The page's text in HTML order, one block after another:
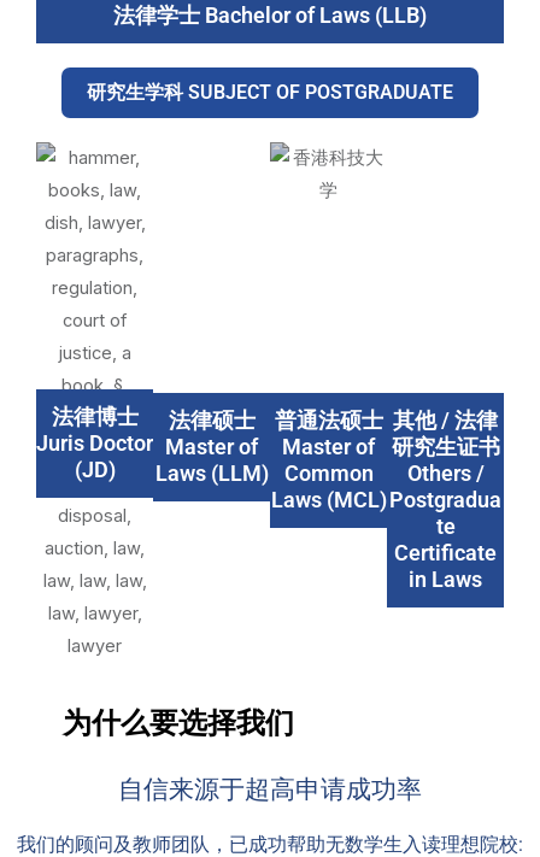
法律学士 Bachelor of Laws (LLB)
研究生学科 SUBJECT OF POSTGRADUATE
法律博士
Juris Doctor
(JD)
法律硕士
Master of
Laws (LLM)
普通法硕士
Master of
Common
Laws (MCL)
其他 / 法律
研究生证书
Others /
Postgradua
te
Certificate
in Laws
为什么要选择我们
自信来源于超高申请成功率
我们的顾问及教师团队，已成功帮助无数学生入读理想院校: